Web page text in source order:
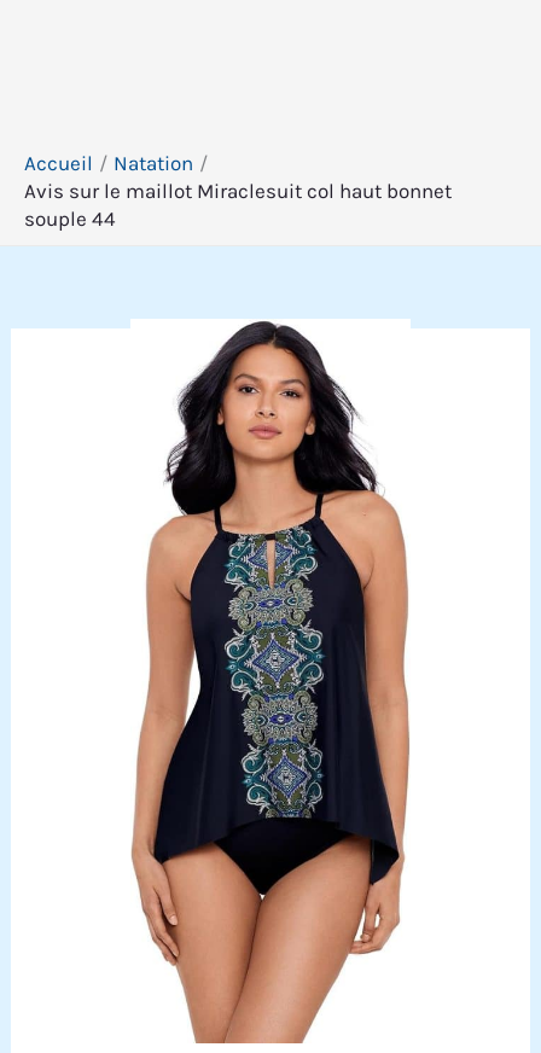
Accueil
Natation
Avis sur le maillot Miraclesuit col haut bonnet
souple 44